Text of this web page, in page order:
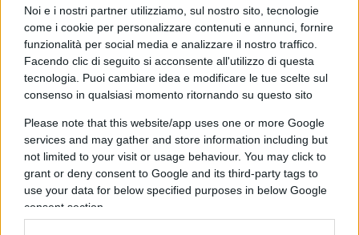
Noi e i nostri partner utilizziamo, sul nostro sito, tecnologie
come i cookie per personalizzare contenuti e annunci, fornire
funzionalità per social media e analizzare il nostro traffico.
Facendo clic di seguito si acconsente all'utilizzo di questa
tecnologia. Puoi cambiare idea e modificare le tue scelte sul
consenso in qualsiasi momento ritornando su questo sito
Please note that this website/app uses one or more Google
services and may gather and store information including but
not limited to your visit or usage behaviour. You may click to
grant or deny consent to Google and its third-party tags to
use your data for below specified purposes in below Google
consent section.
perché abbiamo visto cosa succede quando non
ce l’abbiamo”. Ma questo non è l’unico dossier ad
arroventare la situazione.
Un altro tema che divide profondamente Israele e
Stati Uniti è latregua umanitaria. Nonostante il
pressing di Washington, Netanyahu non ha
spostato di un millimetro la sua posizione: niente
pause, niente cessate il fuoco senza prima il
rilascio degli ostaggi rapiti lo scorso 7 ottobre. Un